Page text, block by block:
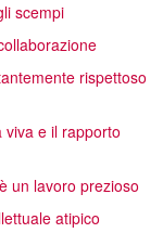
scempi
rispettoso
viva e il rapporto
un lavoro prezioso
atipico